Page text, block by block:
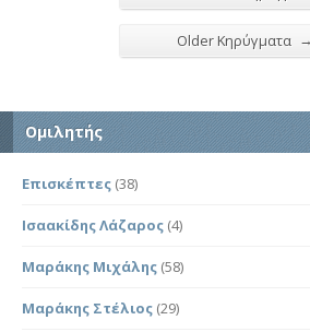
Older Κηρύγματα →
Ομιλητής
Επισκέπτες (38)
Ισαακίδης Λάζαρος (4)
Μαράκης Μιχάλης (58)
Μαράκης Στέλιος (29)